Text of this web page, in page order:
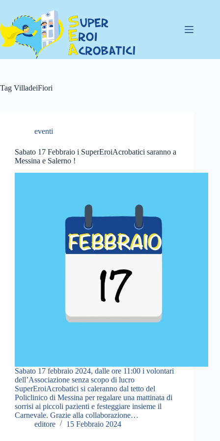
contenuto
Tag VilladeiFiori
eventi
Sabato 17 Febbraio i SuperEroiAcrobatici saranno a
Messina e Salerno !
Sabato 17 febbraio 2024, dalle ore 11:00 i volontari
dell’Associazione senza scopo di lucro
SuperEroiAcrobatici si caleranno dal tetto del
Policlinico di Messina per regalare una mattinata di
sorrisi ai piccoli pazienti e festeggiare insieme il
Carnevale. Grazie alla collaborazione…
editore
15 Febbraio 2024